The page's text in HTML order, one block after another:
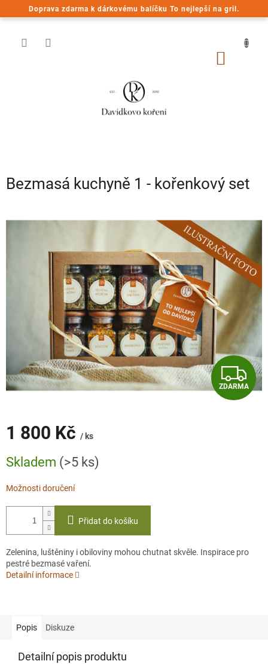
Doprava zdarma k dárkovému balíčku To nejlepší na gril.
na
Bezmasá kuchyně 1 - kořenkový set
Z
D
ZDARMA
1 800 Kč / ks
cena:
Skladem (>5 ks)
Možnosti doručení
Přidat do košíku
Zelenina, luštěniny i obiloviny mohou chutnat skvěle. Inspirace pro
pestré bezmasé vaření.
Detailní informace
Popis Diskuze
Detailní popis produktu